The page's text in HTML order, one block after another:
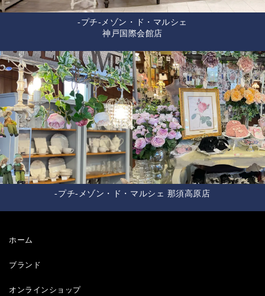
-プチ-メゾン・ド・マルシェ
神戸国際会館店
-プチ-メゾン・ド・マルシェ 那須高原店
ホーム
ブランド
オンラインショップ